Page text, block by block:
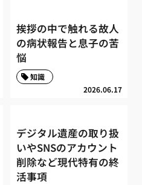
挨拶の中で触れる故人
の病状報告と息子の苦
悩
2026.06.17
知識
デジタル遺産の取り扱
いやSNSのアカウント
削除など現代特有の終
活事項